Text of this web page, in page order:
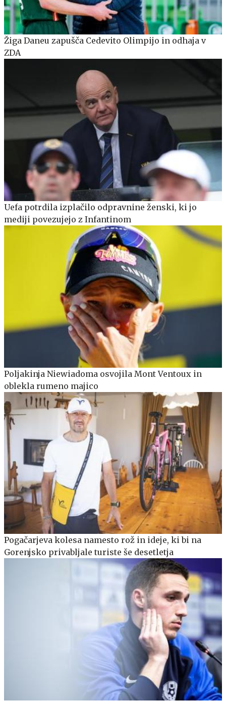
Žiga Daneu zapušča Cedevito Olimpijo in odhaja v
ZDA
Uefa potrdila izplačilo odpravnine ženski, ki jo
mediji povezujejo z Infantinom
Poljakinja Niewiadoma osvojila Mont Ventoux in
oblekla rumeno majico
Pogačarjeva kolesa namesto rož in ideje, ki bi na
Gorenjsko privabljale turiste še desetletja